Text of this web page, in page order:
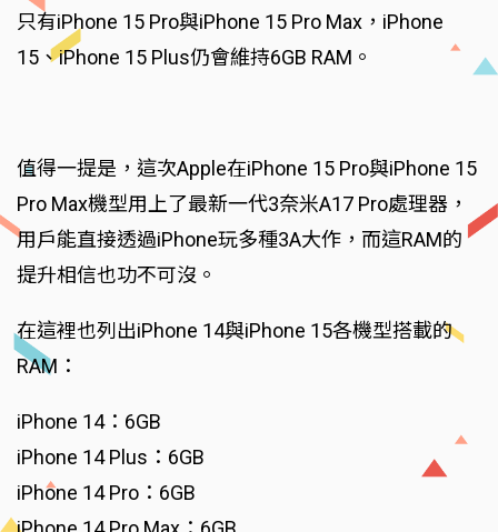
只有iPhone 15 Pro與iPhone 15 Pro Max，iPhone
15、iPhone 15 Plus仍會維持6GB RAM。
值得一提是，這次Apple在iPhone 15 Pro與iPhone 15
Pro Max機型用上了最新一代3奈米A17 Pro處理器，
用戶能直接透過iPhone玩多種3A大作，而這RAM的
提升相信也功不可沒。
在這裡也列出iPhone 14與iPhone 15各機型搭載的
RAM：
iPhone 14：6GB
iPhone 14 Plus：6GB
iPhone 14 Pro：6GB